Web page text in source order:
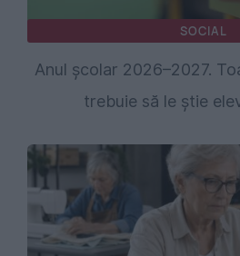
SOCIAL
Anul școlar 2026–2027.
trebuie să le știe